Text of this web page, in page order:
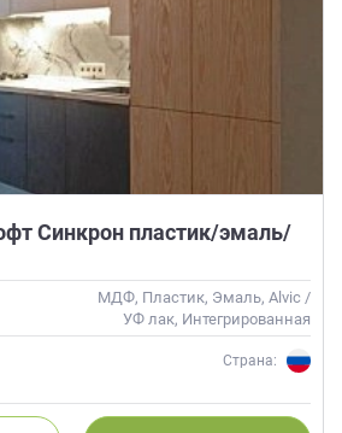
Синкрон пластик/эмаль/
МДФ, Пластик, Эмаль, Alvic /
УФ лак, Интегрированная
ручка, Матовые
Страна: